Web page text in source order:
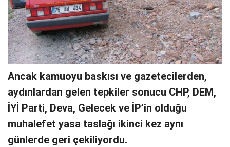
Ancak kamuoyu baskısı ve gazetecilerden,
aydınlardan gelen tepkiler sonucu CHP, DEM,
İYİ Parti, Deva, Gelecek ve İP’in olduğu
muhalefet yasa taslağı ikinci kez aynı
günlerde geri çekiliyordu.